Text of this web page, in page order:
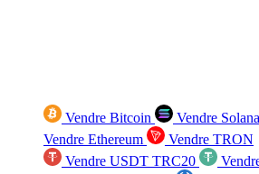
Vendre Bitcoin Vendre Solana
Vendre Ethereum
Vendre TRON
Vendre USDT TRC20